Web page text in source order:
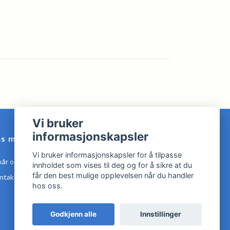
mer
og Betingelser
oss
Vi bruker
informasjonskapsler
Vi bruker informasjonskapsler for å tilpasse
innholdet som vises til deg og for å sikre at du
får den best mulige opplevelsen når du handler
hos oss.
Godkjenn alle Innstillinger